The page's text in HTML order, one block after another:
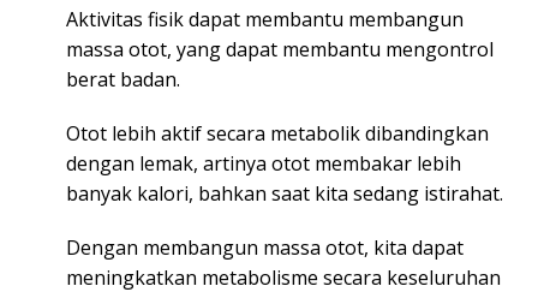
Aktivitas fisik dapat membantu membangun
massa otot, yang dapat membantu mengontrol
berat badan.
Otot lebih aktif secara metabolik dibandingkan
dengan lemak, artinya otot membakar lebih
banyak kalori, bahkan saat kita sedang istirahat.
Dengan membangun massa otot, kita dapat
meningkatkan metabolisme secara keseluruhan